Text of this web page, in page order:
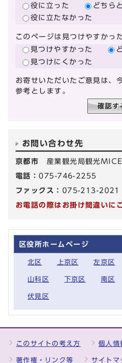
役に立った
どちら
役に立たなかった
このページは見つけやすかっ
見つけやすかった
見つけにくかった
お寄せいただいたご意見は、
参考とします。
お問い合わせ先
京都市 産業観光局観光
電話：075-746-2255
ファックス： 075-213-2021
お電話の際はお掛け間違いに
区役所ホームページ
北区 上京区 左京区
山科区 下京区 南区
伏見区
このサイトの考え方 個人情
著作権・リンク等 サイトマ